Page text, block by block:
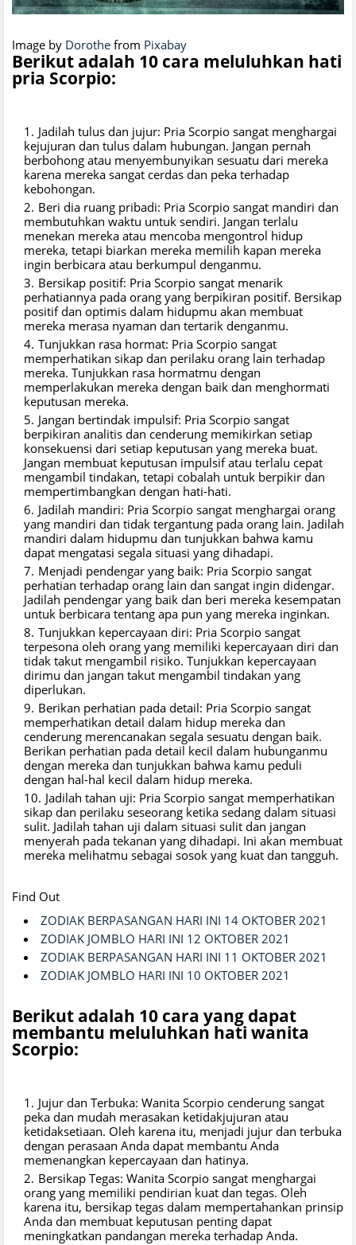
Image by Dorothe from Pixabay
Berikut adalah 10 cara meluluhkan hati
pria Scorpio:
Jadilah tulus dan jujur: Pria Scorpio sangat menghargai
kejujuran dan tulus dalam hubungan. Jangan pernah
berbohong atau menyembunyikan sesuatu dari mereka
karena mereka sangat cerdas dan peka terhadap
kebohongan.
Beri dia ruang pribadi: Pria Scorpio sangat mandiri dan
membutuhkan waktu untuk sendiri. Jangan terlalu
menekan mereka atau mencoba mengontrol hidup
mereka, tetapi biarkan mereka memilih kapan mereka
ingin berbicara atau berkumpul denganmu.
Bersikap positif: Pria Scorpio sangat menarik
perhatiannya pada orang yang berpikiran positif. Bersikap
positif dan optimis dalam hidupmu akan membuat
mereka merasa nyaman dan tertarik denganmu.
Tunjukkan rasa hormat: Pria Scorpio sangat
memperhatikan sikap dan perilaku orang lain terhadap
mereka. Tunjukkan rasa hormatmu dengan
memperlakukan mereka dengan baik dan menghormati
keputusan mereka.
Jangan bertindak impulsif: Pria Scorpio sangat
berpikiran analitis dan cenderung memikirkan setiap
konsekuensi dari setiap keputusan yang mereka buat.
Jangan membuat keputusan impulsif atau terlalu cepat
mengambil tindakan, tetapi cobalah untuk berpikir dan
mempertimbangkan dengan hati-hati.
Jadilah mandiri: Pria Scorpio sangat menghargai orang
yang mandiri dan tidak tergantung pada orang lain. Jadilah
mandiri dalam hidupmu dan tunjukkan bahwa kamu
dapat mengatasi segala situasi yang dihadapi.
Menjadi pendengar yang baik: Pria Scorpio sangat
perhatian terhadap orang lain dan sangat ingin didengar.
Jadilah pendengar yang baik dan beri mereka kesempatan
untuk berbicara tentang apa pun yang mereka inginkan.
Tunjukkan kepercayaan diri: Pria Scorpio sangat
terpesona oleh orang yang memiliki kepercayaan diri dan
tidak takut mengambil risiko. Tunjukkan kepercayaan
dirimu dan jangan takut mengambil tindakan yang
diperlukan.
Berikan perhatian pada detail: Pria Scorpio sangat
memperhatikan detail dalam hidup mereka dan
cenderung merencanakan segala sesuatu dengan baik.
Berikan perhatian pada detail kecil dalam hubunganmu
dengan mereka dan tunjukkan bahwa kamu peduli
dengan hal-hal kecil dalam hidup mereka.
Jadilah tahan uji: Pria Scorpio sangat memperhatikan
sikap dan perilaku seseorang ketika sedang dalam situasi
sulit. Jadilah tahan uji dalam situasi sulit dan jangan
menyerah pada tekanan yang dihadapi. Ini akan membuat
mereka melihatmu sebagai sosok yang kuat dan tangguh.
Find Out
ZODIAK BERPASANGAN HARI INI 14 OKTOBER 2021
ZODIAK JOMBLO HARI INI 12 OKTOBER 2021
ZODIAK BERPASANGAN HARI INI 11 OKTOBER 2021
ZODIAK JOMBLO HARI INI 10 OKTOBER 2021
Berikut adalah 10 cara yang dapat
membantu meluluhkan hati wanita
Scorpio:
Jujur dan Terbuka: Wanita Scorpio cenderung sangat
peka dan mudah merasakan ketidakjujuran atau
ketidaksetiaan. Oleh karena itu, menjadi jujur dan terbuka
dengan perasaan Anda dapat membantu Anda
memenangkan kepercayaan dan hatinya.
Bersikap Tegas: Wanita Scorpio sangat menghargai
orang yang memiliki pendirian kuat dan tegas. Oleh
karena itu, bersikap tegas dalam mempertahankan prinsip
Anda dan membuat keputusan penting dapat
meningkatkan pandangan mereka terhadap Anda.